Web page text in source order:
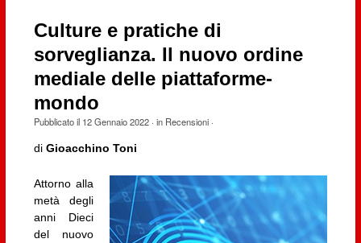
Culture e pratiche di
sorveglianza. Il nuovo ordine
mediale delle piattaforme-
mondo
Pubblicato il 12 Gennaio 2022· in Recensioni·
di Gioacchino Toni
Attorno alla
metà degli
anni Dieci
del nuovo